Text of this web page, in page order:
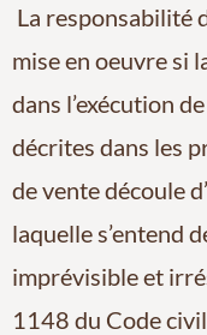
La responsabilité
mise en oeuvre si
dans l’exécution
décrites dans les
de vente découle
laquelle s’entend
imprévisible et
1148 du Code